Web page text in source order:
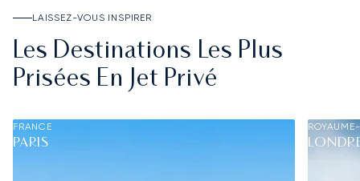
LAISSEZ-VOUS INSPIRER
Les Destinations Les Plus
Prisées En Jet Privé
FRANCE
PARIS